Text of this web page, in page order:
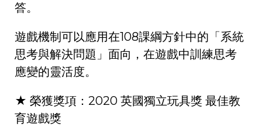
答。
遊戲機制可以應用在108課綱方針中的「系統
思考與解決問題」面向，在遊戲中訓練思考
應變的靈活度。
★ 榮獲獎項：2020 英國獨立玩具獎 最佳教
育遊戲獎